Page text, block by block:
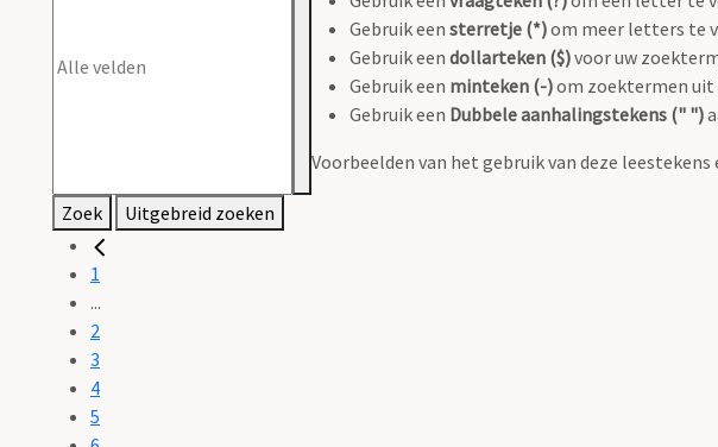
Gebruik een sterretje (*)om meer letters te
Gebruik een dollarteken ($)voor uw
Gebruik een minteken (-)om zoektermen
Gebruik een Dubbele aanhalingstekens (" ")
Voorbeelden van het gebruik van deze
Zoek Uitgebreid zoeken
1
...
2
3
4
5